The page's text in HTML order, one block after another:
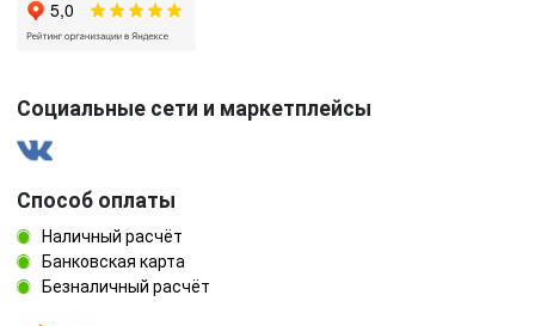
Социальные сети и маркетплейсы
Способ оплаты
Наличный расчёт
Банковская карта
Безналичный расчёт